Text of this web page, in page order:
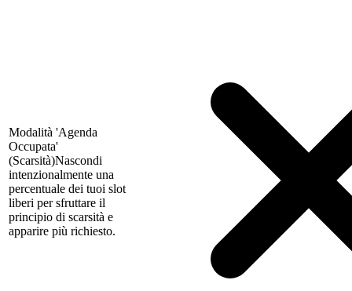
Modalità 'Agenda
Occupata'
(Scarsità)Nascondi
intenzionalmente una
percentuale dei tuoi slot
liberi per sfruttare il
principio di scarsità e
apparire più richiesto.